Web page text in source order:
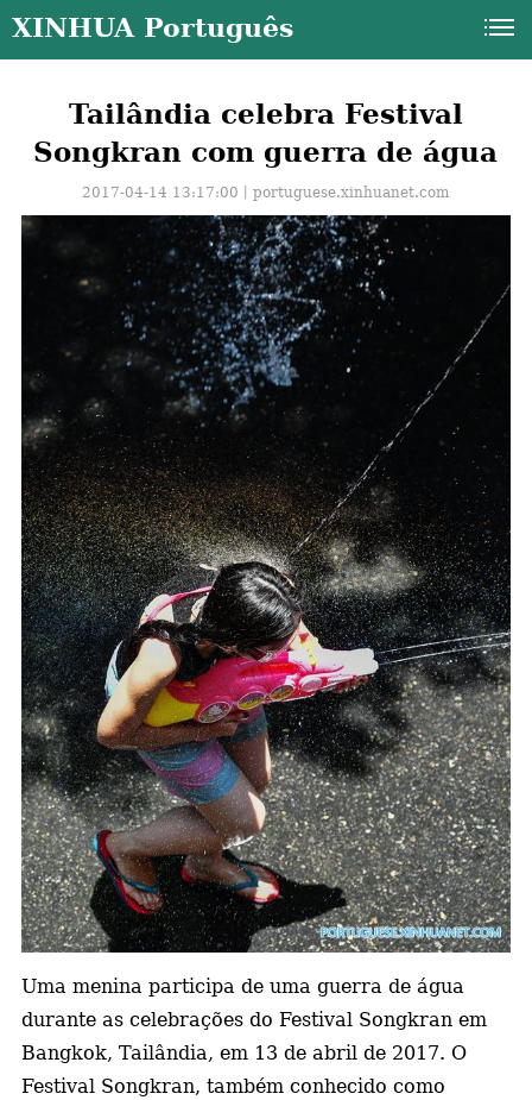
XINHUA Português
Tailândia celebra Festival
Songkran com guerra de água
2017-04-14 13:17:00丨portuguese.xinhuanet.com
Uma menina participa de uma guerra de água
durante as celebrações do Festival Songkran em
Bangkok, Tailândia, em 13 de abril de 2017. O
Festival Songkran, também conhecido como